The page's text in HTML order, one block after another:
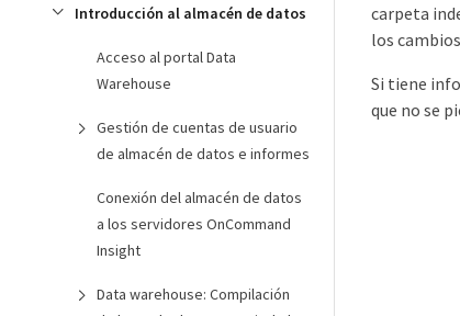
Introducción al almacén de datos
Acceso al portal Data
Warehouse
Gestión de cuentas de usuario
de almacén de datos e informes
Conexión del almacén de datos
a los servidores OnCommand
Insight
Data warehouse: Compilación
carpeta
los
Si tiene
que no se